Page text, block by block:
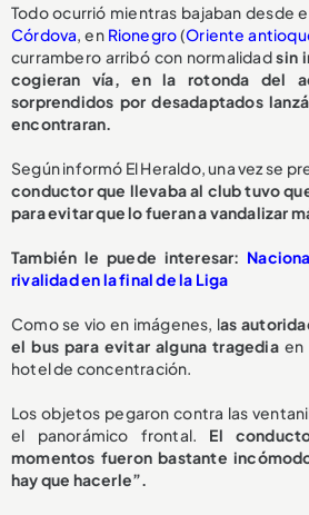
Todo ocurrió mientras bajaban desde
Córdova, en Rionegro(Oriente
currambero arribó con normalidadsin
cogieran vía, en la rotonda del
sorprendidos por desadaptados
encontraran.
Según informó El Heraldo, una vez se
conductor que llevaba al club tuvo
para evitar que lo fueran a vandalizar
También le puede interesar:
rivalidad en la final de la Liga
Como se vio en imágenes, las
el bus para evitar alguna tragediaen
hotel de concentración.
Los objetos pegaron contra las
el panorámico frontal. El
momentos fueron bastante
hay que hacerle”.